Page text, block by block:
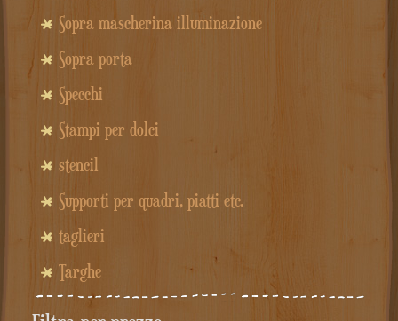
Sopra mascherina illuminazione
Sopra porta
Specchi
Stampi per dolci
stencil
Supporti per quadri, piatti etc.
taglieri
Targhe